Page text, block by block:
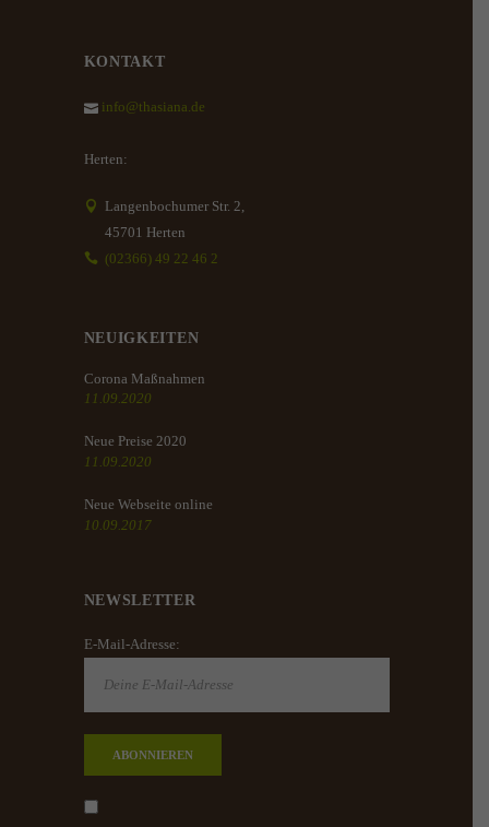
KONTAKT
info@thasiana.de
Herten:
Langenbochumer Str. 2,
45701 Herten
(02366) 49 22 46 2
NEUIGKEITEN
Corona Maßnahmen
11.09.2020
Neue Preise 2020
11.09.2020
Neue Webseite online
10.09.2017
NEWSLETTER
E-Mail-Adresse: